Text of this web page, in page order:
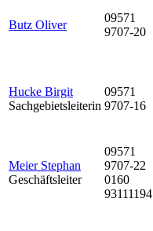
Butz Oliver
09571
9707-20
Hucke Birgit
Sachgebietsleiterin
09571
9707-16
Meier Stephan
Geschäftsleiter
09571
9707-22
0160
93111194